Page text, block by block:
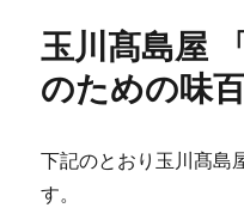
ー
玉川髙島屋
のための味百
下記のとおり玉川髙島
す。